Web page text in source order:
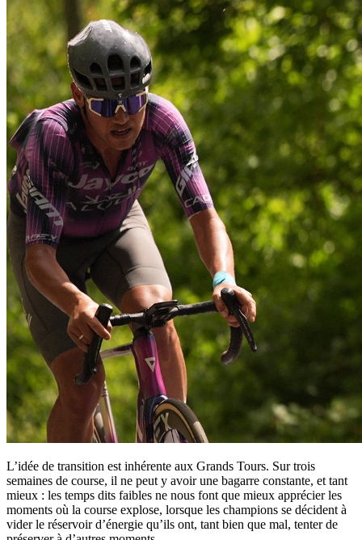
L’idée de transition est inhérente aux Grands Tours. Sur trois
semaines de course, il ne peut y avoir une bagarre constante, et tant
mieux : les temps dits faibles ne nous font que mieux apprécier les
moments où la course explose, lorsque les champions se décident à
vider le réservoir d’énergie qu’ils ont, tant bien que mal, tenter de